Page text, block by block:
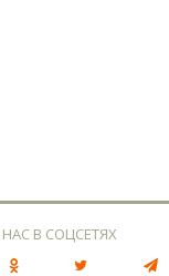
В СОЦСЕТЯХ